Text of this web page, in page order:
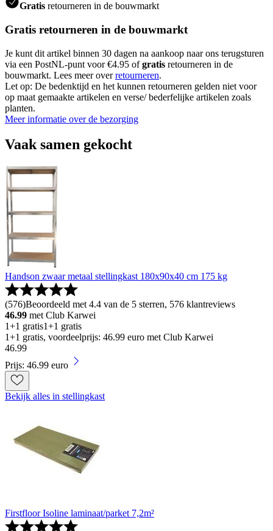
Gratis retourneren in de bouwmarkt
Gratis retourneren in de bouwmarkt
Je kunt dit artikel binnen 30 dagen na aankoop naar ons terugsturen
via een PostNL-punt voor €4.95 ofgratis retourneren in de
bouwmarkt. Lees meer overretourneren.
Let op: De bedenktijd en het kunnen retourneren gelden niet voor
op maat gemaakte artikelen en verse/ bederfelijke artikelen zoals
planten.
Meer informatie over de bezorging
Vaak samen gekocht
Handson zwaar metaal stellingkast 180x90x40 cm 175 kg
(576)Beoordeeld met 4.4 van de 5 sterren, 576 klantreviews
46.99 met Club Karwei
1+1 gratis1+1 gratis
1+1 gratis, voordeelprijs: 46.99 euro met Club Karwei
46.99
Prijs: 46.99 euro
Bekijk alles in stellingkast
Firstfloor Isoline laminaat/parket 7,2m²